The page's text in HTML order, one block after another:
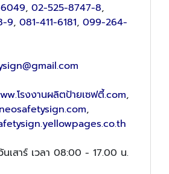
, 02-525-8747-8,
9, 081-411-6181, 099-264-
โรงงานผลิตป้ายเซฟตี้.com,
,
เสาร์ เวลา 08:00 - 17.00 น.